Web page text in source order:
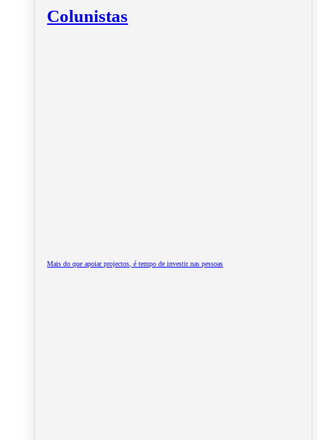
Colunistas
Mais do que apoiar projectos, é tempo de investir nas pessoas